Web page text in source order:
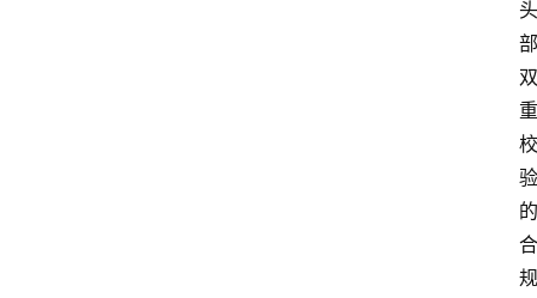
头
部
双
重
校
验
的
合
规